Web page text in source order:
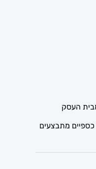
כספיים מתבצעים